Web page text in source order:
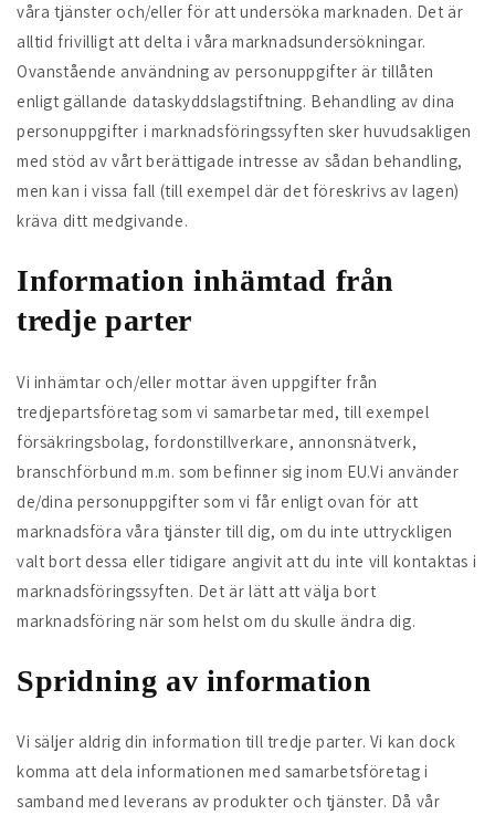
våra tjänster och/eller för att undersöka marknaden. Det är
alltid frivilligt att delta i våra marknadsundersökningar.
Ovanstående användning av personuppgifter är tillåten
enligt gällande dataskyddslagstiftning. Behandling av dina
personuppgifter i marknadsföringssyften sker huvudsakligen
med stöd av vårt berättigade intresse av sådan behandling,
men kan i vissa fall (till exempel där det föreskrivs av lagen)
kräva ditt medgivande.
Information inhämtad från
tredje parter
Vi inhämtar och/eller mottar även uppgifter från
tredjepartsföretag som vi samarbetar med, till exempel
försäkringsbolag, fordonstillverkare, annonsnätverk,
branschförbund m.m. som befinner sig inom EU.Vi använder
de/dina personuppgifter som vi får enligt ovan för att
marknadsföra våra tjänster till dig, om du inte uttryckligen
valt bort dessa eller tidigare angivit att du inte vill kontaktas i
marknadsföringssyften. Det är lätt att välja bort
marknadsföring när som helst om du skulle ändra dig.
Spridning av information
Vi säljer aldrig din information till tredje parter. Vi kan dock
komma att dela informationen med samarbetsföretag i
samband med leverans av produkter och tjänster. Då vår